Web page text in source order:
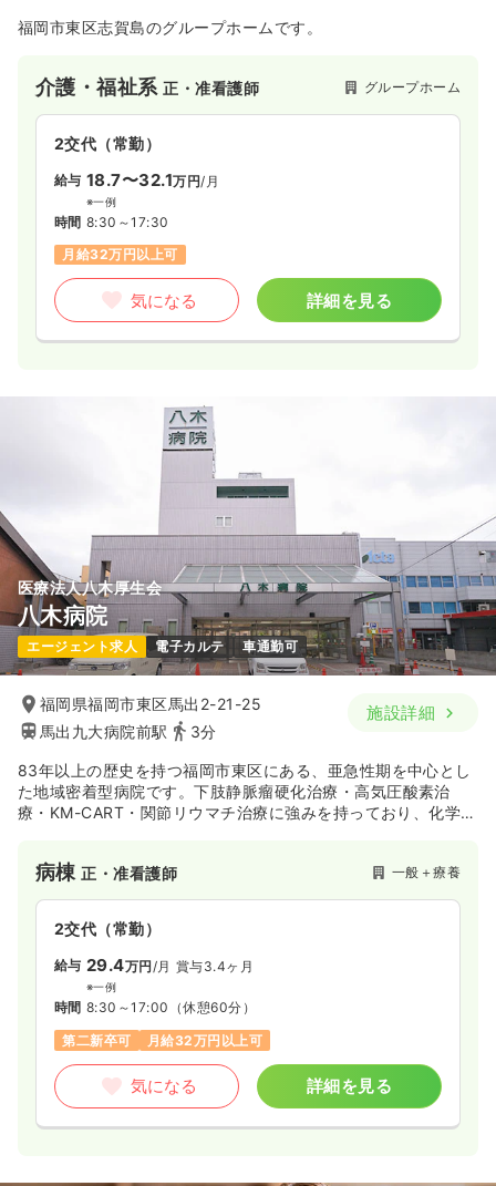
福岡市東区志賀島のグループホームです。
介護・福祉系正・准看護師 グループホーム
2交代（常勤）
給与 18.7〜32.1万円/月
※一例
時間 8:30～17:30
月給32万円以上可
気になる 詳細を見る
医療法人八木厚生会
八木病院
エージェント求人 電子カルテ 車通勤可
福岡県福岡市東区馬出2-21-25
馬出九大病院前駅
3分
施設詳細
83年以上の歴史を持つ福岡市東区にある、亜急性期を中心とし
た地域密着型病院です。下肢静脈瘤硬化治療・高気圧酸素治
療・KM-CART・関節リウマチ治療に強みを持っており、化学療
病棟正・准看護師 一般＋療養
2交代（常勤）
給与 29.4万円/月 賞与3.4ヶ月
※一例
時間 8:30～17:00 （休憩60分）
第二新卒可
月給32万円以上可
気になる 詳細を見る